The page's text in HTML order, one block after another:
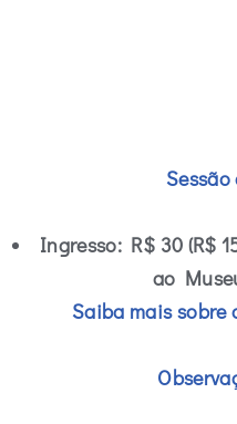
Ingresso: R$ 30 (R$
ao
Saiba mais sobre